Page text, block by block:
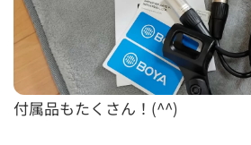
付属品もたくさん！(^^)